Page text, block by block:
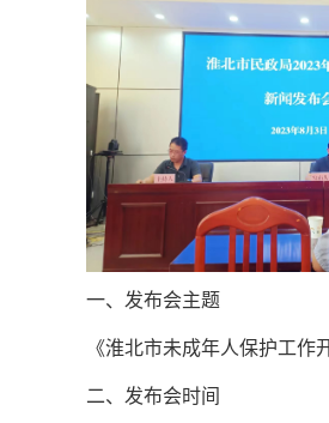
一、发布会主题
《淮北市未成年人保护工作
二、发布会时间